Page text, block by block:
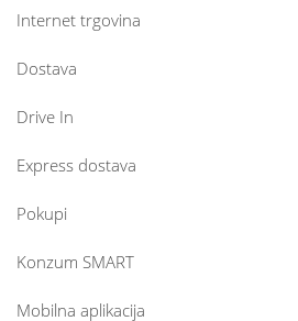
Internet trgovina
Dostava
Drive In
Express dostava
Pokupi
Konzum SMART
Mobilna aplikacija